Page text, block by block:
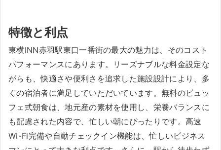
特徴と利点
東横INN赤羽駅東口一番街の最大の魅力は、そのコスト
パフォーマンスにあります。リーズナブルな料金設定な
がらも、快適さや便利さを追求した施設設計により、多
くの宿泊者に満足していただいています。無料のビュッ
フェ式朝食は、地元産の素材を使用し、栄養バランスに
も配慮された内容で、忙しい朝にぴったりです。高速
Wi-Fi完備や自動チェックイン機能は、忙しいビジネス